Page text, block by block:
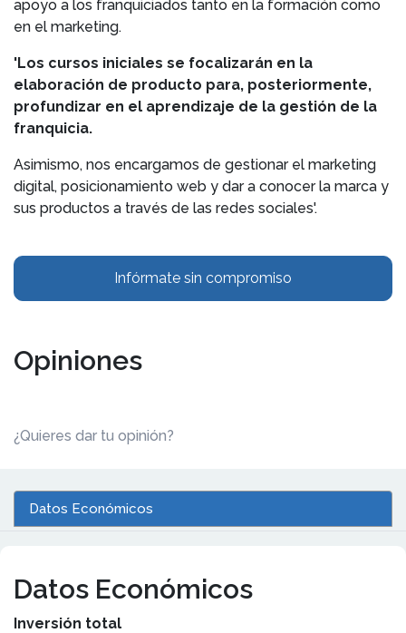
apoyo a los franquiciados tanto en la formación como
en el marketing.
'Los cursos iniciales se focalizarán en la
elaboración de producto para, posteriormente,
profundizar en el aprendizaje de la gestión de la
franquicia.
Asimismo, nos encargamos de gestionar el marketing
digital, posicionamiento web y dar a conocer la marca y
sus productos a través de las redes sociales'.
Infórmate sin compromiso
Opiniones
¿Quieres dar tu opinión?
Datos Económicos
Datos Económicos
Inversión total